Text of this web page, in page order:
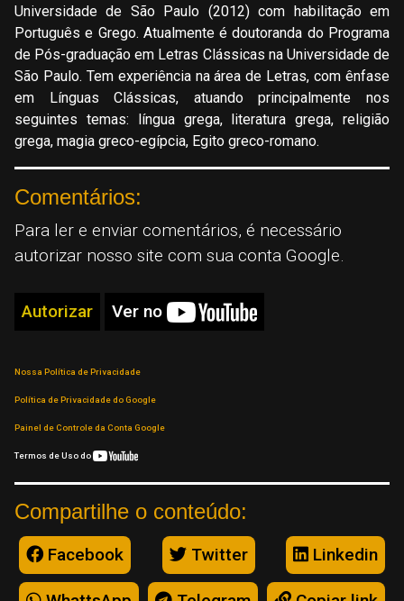
Universidade de São Paulo (2012) com habilitação em
Português e Grego. Atualmente é doutoranda do Programa
de Pós-graduação em Letras Clássicas na Universidade de
São Paulo. Tem experiência na área de Letras, com ênfase
em Línguas Clássicas, atuando principalmente nos
seguintes temas: língua grega, literatura grega, religião
grega, magia greco-egípcia, Egito greco-romano.
Comentários:
Para ler e enviar comentários, é necessário
autorizar nosso site com sua conta Google.
Autorizar Ver no
Nossa Política de Privacidade
Política de Privacidade do Google
Painel de Controle da Conta Google
Termos de Uso do
Compartilhe o conteúdo:
Facebook Twitter Linkedin